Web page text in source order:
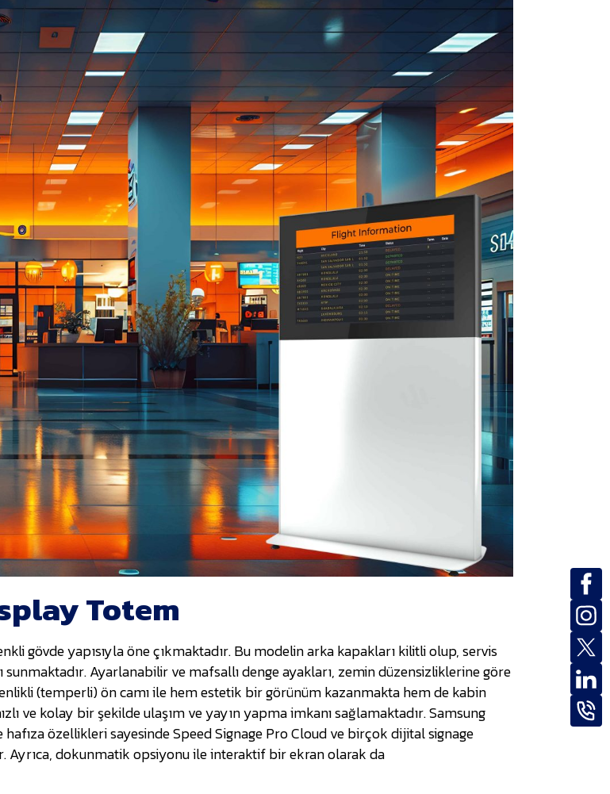
Totem
gövde yapısıyla öne çıkmaktadır. Bu modelin arka kapakları kilitli olup, servis
Ayarlanabilir ve mafsallı denge ayakları, zemin düzensizliklerine göre
(temperli) ön camı ile hem estetik bir görünüm kazanmakta hem de kabin
ve kolay bir şekilde ulaşım ve yayın yapma imkanı sağlamaktadır. Samsung
özellikleri sayesinde Speed Signage Pro Cloud ve birçok dijital signage
Ayrıca, dokunmatik opsiyonu ile interaktif bir ekran olarak da